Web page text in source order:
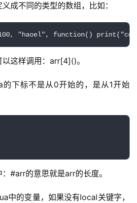
成不同的类型的数组，比如：
"haoel", function()
这样调用：arr[4]()。
的下标不是从0开始的，是从1开始
#arr的意思就是arr的长度。
中的变量，如果没有local关键字，